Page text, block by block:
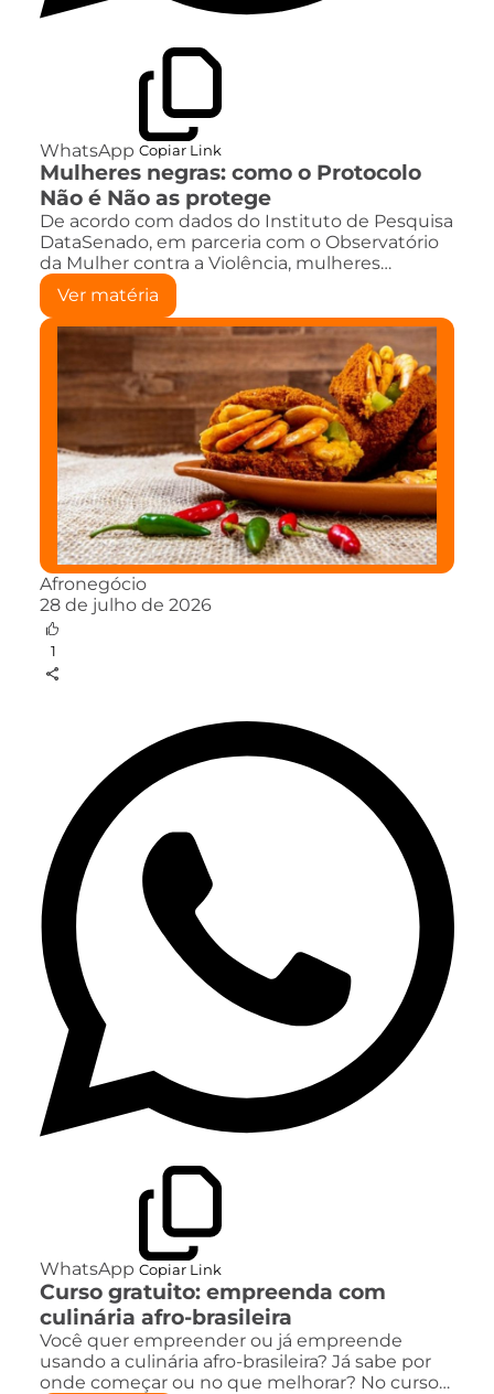
WhatsApp Copiar Link
Mulheres negras: como o Protocolo
Não é Não as protege
De acordo com dados do Instituto de Pesquisa
DataSenado, em parceria com o Observatório
da Mulher contra a Violência, mulheres…
Ver matéria
Afronegócio
28 de julho de 2026
1
WhatsApp Copiar Link
Curso gratuito: empreenda com
culinária afro-brasileira
Você quer empreender ou já empreende
usando a culinária afro-brasileira? Já sabe por
onde começar ou no que melhorar? No curso…